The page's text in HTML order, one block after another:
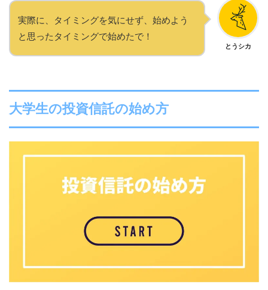
とうシカ
実際に、タイミングを気にせず、始めよう
と思ったタイミングで始めたで！
大学生の投資信託の始め方